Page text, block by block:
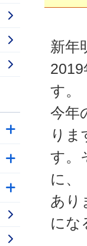
新年
す。
今年
りま
す。
に、
あり
にな